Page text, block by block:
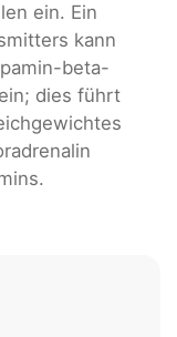
ein. Ein
kann
beta-
dies führt